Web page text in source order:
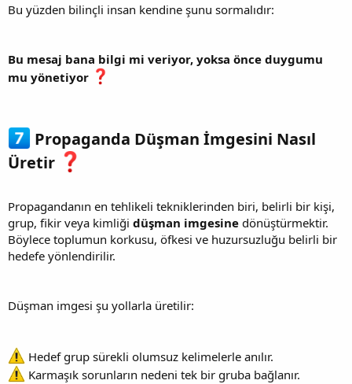
Bu yüzden bilinçli insan kendine şunu sormalıdır:
Bu mesaj bana bilgi mi veriyor, yoksa önce duygumu
mu yönetiyor
Propaganda Düşman İmgesini Nasıl
Üretir
Propagandanın en tehlikeli tekniklerinden biri, belirli bir kişi,
grup, fikir veya kimliği düşman imgesine dönüştürmektir.
Böylece toplumun korkusu, öfkesi ve huzursuzluğu belirli bir
hedefe yönlendirilir.
Düşman imgesi şu yollarla üretilir:
Hedef grup sürekli olumsuz kelimelerle anılır.
Karmaşık sorunların nedeni tek bir gruba bağlanır.